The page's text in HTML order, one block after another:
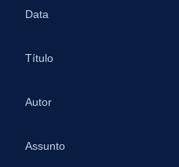
Data
Título
Autor
Assunto